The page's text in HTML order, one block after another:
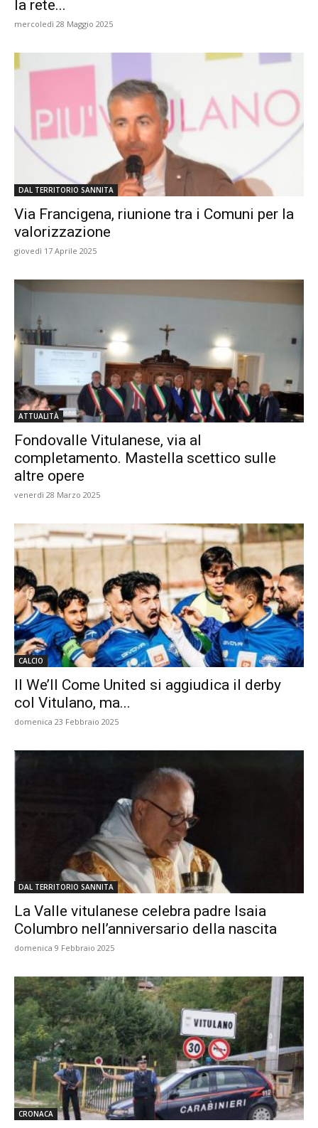
la rete...
mercoledì 28 Maggio 2025
DAL TERRITORIO SANNITA
Via Francigena, riunione tra i Comuni per la
valorizzazione
giovedì 17 Aprile 2025
ATTUALITÀ
Fondovalle Vitulanese, via al
completamento. Mastella scettico sulle
altre opere
venerdì 28 Marzo 2025
CALCIO
Il We’ll Come United si aggiudica il derby
col Vitulano, ma...
domenica 23 Febbraio 2025
DAL TERRITORIO SANNITA
La Valle vitulanese celebra padre Isaia
Columbro nell’anniversario della nascita
domenica 9 Febbraio 2025
CRONACA